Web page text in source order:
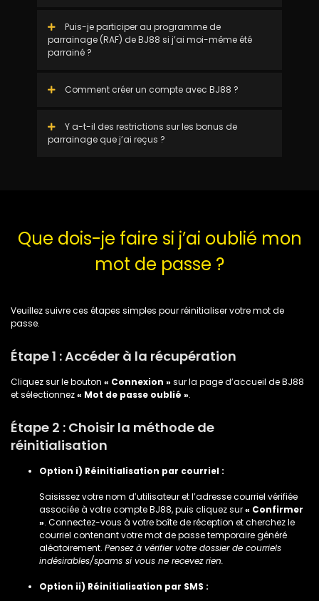
Puis-je participer au programme de
parrainage (RAF) de BJ88 si j’ai moi-même été
parrainé ?
Comment créer un compte avec BJ88 ?
Y a-t-il des restrictions sur les bonus de
parrainage que j’ai reçus ?
Que dois-je faire si j’ai oublié mon
mot de passe ?
Veuillez suivre ces étapes simples pour réinitialiser votre mot de
passe.
Étape 1 : Accéder à la récupération
Cliquez sur le bouton « Connexion » sur la page d’accueil de BJ88
et sélectionnez« Mot de passe oublié ».
Étape 2 : Choisir la méthode de
réinitialisation
Option i) Réinitialisation par courriel :
Saisissez votre nom d’utilisateur et l’adresse courriel vérifiée
associée à votre compte BJ88, puis cliquez sur« Confirmer
». Connectez-vous à votre boîte de réception et cherchez le
courriel contenant votre mot de passe temporaire généré
aléatoirement. Pensez à vérifier votre dossier de courriels
indésirables/spams si vous ne recevez rien.
Option ii) Réinitialisation par SMS :